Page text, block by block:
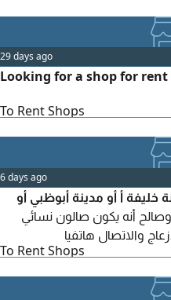
29 days ago
Looking for a shop for rent
To Rent Shops
6 days ago
خليفة أ أو مدينة أبوظبي أو
أنه يكون صالون نسائي
والاتصال هاتفيا
To Rent Shops